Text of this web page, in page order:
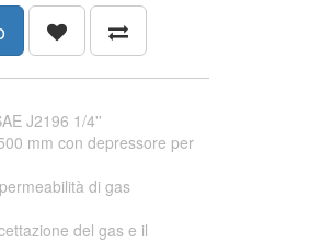
J2196 1/4''
mm con depressore per
di gas
del gas e il